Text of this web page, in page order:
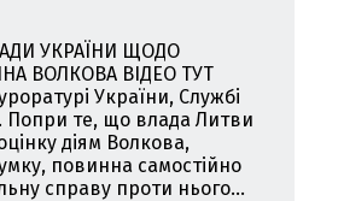
УКРАЇНИ ЩОДО
ВОЛКОВА ВІДЕО ТУТ
України, Службі
Попри те, що влада Литви
діям Волкова,
повинна самостійно
справу проти нього...